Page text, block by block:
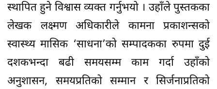
स्थापित हुने विश्वास व्यक्त गर्नुभयो । उहाँले पुस्तकका
लेखक लक्ष्मण अधिकारीले कामना प्रकाशन्सको
स्वास्थ्य मासिक ‘साधना’को सम्पादकका रुपमा दुई
दशकभन्दा बढी समयसम्म काम गर्दा उहाँको
अनुशासन, समयप्रतिको सम्मान र सिर्जनाप्रतिको